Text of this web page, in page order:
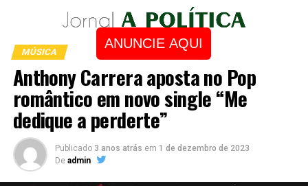
ANUNCIE AQUI
MÚSICA
Anthony Carrera aposta no Pop
romântico em novo single “Me
dedique a perderte”
Publicado 3 anos atrás em 1 de dezembro de 2023
De admin